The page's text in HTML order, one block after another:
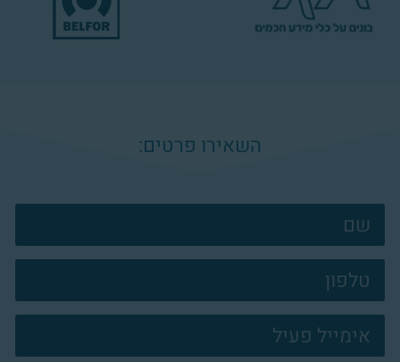
השאירו פרטים:
צרו
קשר
פוטר